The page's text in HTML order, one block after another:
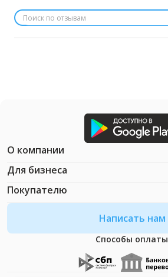
Написать нам
Способы оплаты
О компании
Для бизнеса
Покупателю